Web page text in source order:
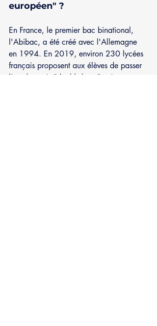
européen" ?
En France, le premier bac binational,
l'Abibac, a été créé avec l'Allemagne
en 1994. En 2019, environ 230 lycées
français proposent aux élèves de passer
l'un des trois "double-bacs" existant